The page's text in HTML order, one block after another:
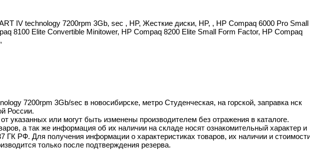
IV technology 7200rpm 3Gb, sec , HP, Жесткие диски, HP, , HP Compaq 6000 Pro Small
8100 Elite Convertible Minitower, HP Compaq 8200 Elite Small Form Factor, HP Compaq
7200rpm 3Gb/sec в новосибирске, метро Студенческая, на горской, заправка нск
России.
указанных или могут быть изменены производителем без отражения в каталоге.
а так же информация об их наличии на складе носят ознакомительный характер и
ГК РФ. Для получения информации о характеристиках товаров, их наличии и
только после подтверждения резерва.